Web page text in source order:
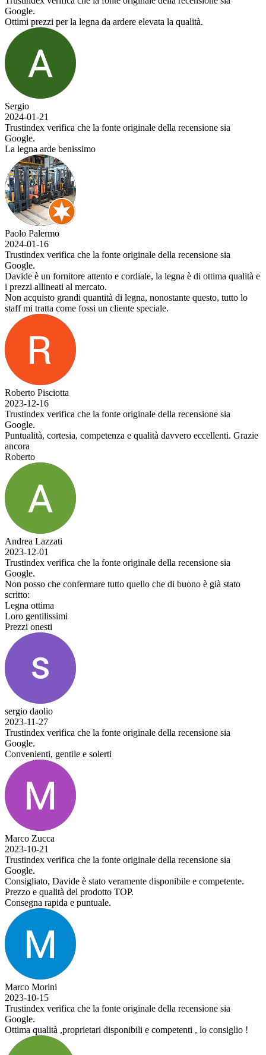
da ardere elevata la qualità.
la fonte originale della recensione sia
la fonte originale della recensione sia
attento e cordiale, la legna è di ottima qualità e
quantità di legna, nonostante questo, tutto lo
un cliente speciale.
la fonte originale della recensione sia
e qualità davvero eccellenti. Grazie
la fonte originale della recensione sia
tutto quello che di buono è già stato
la fonte originale della recensione sia
e solerti
la fonte originale della recensione sia
stato veramente disponibile e competente.
TOP.
la fonte originale della recensione sia
disponibili e competenti , lo consiglio !